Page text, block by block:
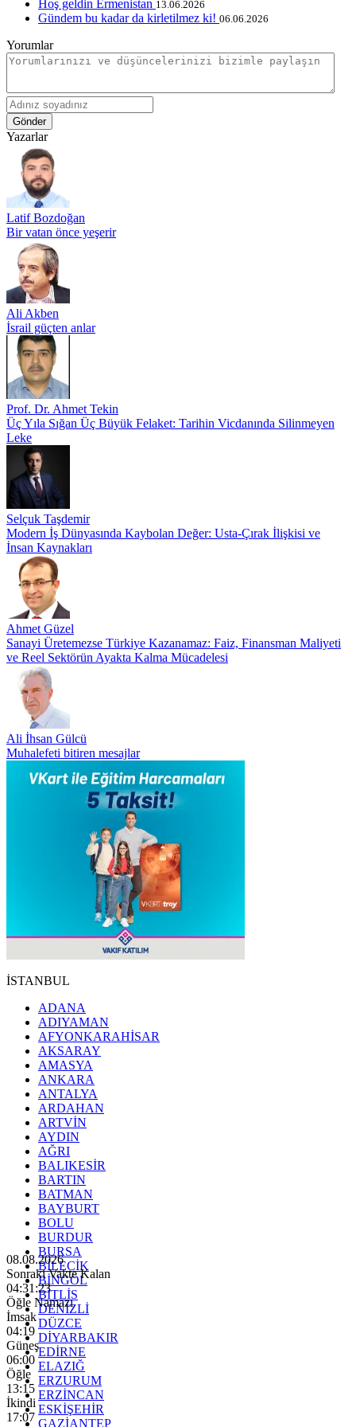
Hoş geldin Ermenistan 13.06.2026
Gündem bu kadar da kirletilmez ki! 06.06.2026
Yorumlar
Gönder
Yazarlar
Latif Bozdoğan
Bir vatan önce yeşerir
Ali Akben
İsrail güçten anlar
Prof. Dr. Ahmet Tekin
Üç Yıla Sığan Üç Büyük Felaket: Tarihin Vicdanında Silinmeyen
Leke
Selçuk Taşdemir
Modern İş Dünyasında Kaybolan Değer: Usta-Çırak İlişkisi ve
İnsan Kaynakları
Ahmet Güzel
Sanayi Üretemezse Türkiye Kazanamaz: Faiz, Finansman Maliyeti
ve Reel Sektörün Ayakta Kalma Mücadelesi
Ali İhsan Gülcü
Muhalefeti bitiren mesajlar
İSTANBUL
ADANA
ADIYAMAN
AFYONKARAHİSAR
AKSARAY
AMASYA
ANKARA
ANTALYA
ARDAHAN
ARTVİN
AYDIN
AĞRI
BALIKESİR
BARTIN
BATMAN
BAYBURT
BOLU
BURDUR
BURSA
BİLECİK
BİNGÖL
BİTLİS
DENİZLİ
DÜZCE
DİYARBAKIR
EDİRNE
ELAZIĞ
ERZURUM
ERZİNCAN
ESKİŞEHİR
GAZİANTEP
08.08.2026
Sonraki Vakte Kalan
04:31:22
Öğle Namazı
İmsak
04:19
Güneş
06:00
Öğle
13:15
İkindi
17:07